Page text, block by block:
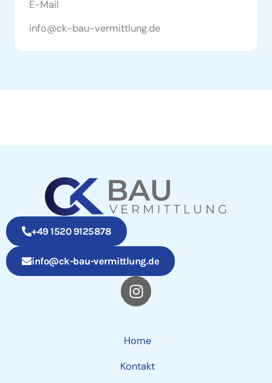
E-Mail
info@ck-bau-vermittlung.de
+49 1520 9125878
info@ck-bau-vermittlung.de
Home
Kontakt